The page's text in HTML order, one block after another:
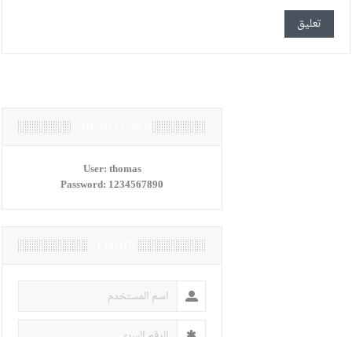
User:thomas
Password: 1234567890